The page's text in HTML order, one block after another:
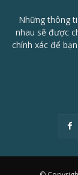
Những thông
nhau sẽ được
chính xác để